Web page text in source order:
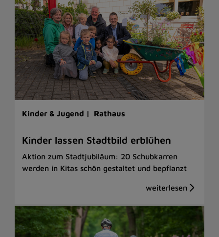
Kinder & Jugend | Rathaus
Kinder lassen Stadtbild erblühen
Aktion zum Stadtjubiläum: 20 Schubkarren
werden in Kitas schön gestaltet und bepflanzt